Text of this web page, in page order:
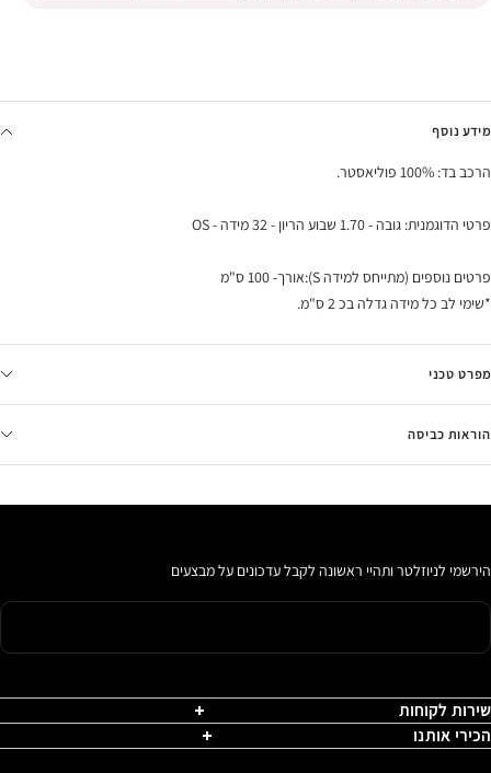
מידע נוסף
הרכב בד: 100% פוליאסטר.
פרטי הדוגמנית: גובה - 1.70 שבוע הריון - 32 מידה - OS
פרטים נוספים (מתייחס למידה S):אורך- 100 ס"מ
*שימי לב כל מידה גדלה בכ 2 ס"מ.
מפרט טכני
הוראות כביסה
הירשמי לניוזלטר ותהיי ראשונה לקבל עדכונים על מבצעים
שירות לקוחות
הכירי אותנו